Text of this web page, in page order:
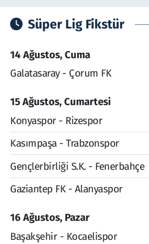
Süper Lig Fikstür
14 Ağustos, Cuma
Galatasaray - Çorum FK
15 Ağustos, Cumartesi
Konyaspor - Rizespor
Kasımpaşa - Trabzonspor
Gençlerbirliği S.K. - Fenerbahçe
Gaziantep FK - Alanyaspor
16 Ağustos, Pazar
Başakşehir - Kocaelispor